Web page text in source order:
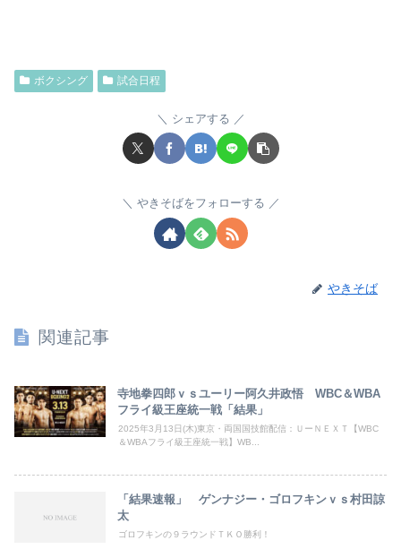
ボクシング 試合日程
シェアする
やきそばをフォローする
やきそば
関連記事
寺地拳四郎ｖｓユーリー阿久井政悟 WBC＆WBA
フライ級王座統一戦「結果」
2025年3月13日(木)東京・両国国技館配信：ＵーＮＥＸＴ【WBC
＆WBAフライ級王座統一戦】WB...
「結果速報」 ゲンナジー・ゴロフキンｖｓ村田諒
太
ゴロフキンの９ラウンドＴＫＯ勝利！